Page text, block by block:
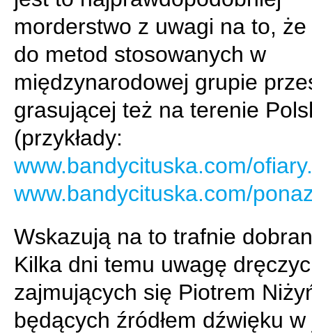
morderstwo z uwagi na to,
do metod stosowanych w
międzynarodowej grupie
grasującej też na terenie
(przykłady:
www.bandycituska.com/
www.bandycituska.com/
Wskazują na to trafnie
Kilka dni temu uwagę
zajmujących się Piotrem
będących źródłem dźwięku